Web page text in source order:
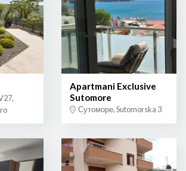
Apartmani Exclusive
Sutomore
Сутоморе, Sutomorska 3